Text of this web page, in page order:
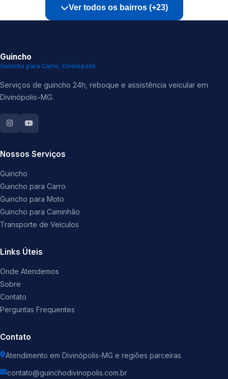
Ver todos os bairros (+23)
Guincho
Guincho para Carro, Divinópolis
Serviços de guincho 24h, reboque e assistência veicular em
Divinópolis-MG.
Nossos Serviços
Guincho
Guincho para Carro
Guincho para Moto
Guincho para Caminhão
Transporte de Veículos
Links Úteis
Onde Atendemos
Sobre
Contato
Perguntas Frequentes
Contato
Atendimento em Divinópolis-MG e regiões parceiras
contato@guinchodivinopolis.com.br